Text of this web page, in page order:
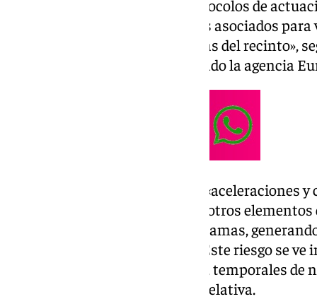
posible la activación de los protocolos de
adversos, reduciendo los riesgos asociados
patrimoniales e infraestructuras del recinto»,
condiciones, del que ha informado la agencia
Las rachas de viento producen «aceleraciones
interaccionar con el arbolado y otros
vuelcos de árboles y roturas de ramas,
bienes y las infraestructuras». Este riesgo se
episodios prolongados de lluvia, temporales de
temperaturas y baja humedad relativa.